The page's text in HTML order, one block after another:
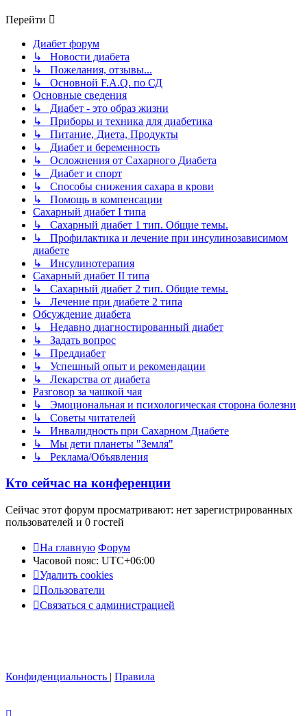
Перейти
Диабет форум
↳ Новости диабета
↳ Пожелания, отзывы...
↳ Основной F.A.Q. по СД
Основные сведения
↳ Диабет - это образ жизни
↳ Приборы и техника для диабетика
↳ Питание, Диета, Продукты
↳ Диабет и беременность
↳ Осложнения от Сахарного Диабета
↳ Диабет и спорт
↳ Способы снижения сахара в крови
↳ Помощь в компенсации
Сахарный диабет I типа
↳ Сахарный диабет 1 тип. Общие темы.
↳ Профилактика и лечение при инсулинозависимом
диабете
↳ Инсулинотерапия
Сахарный диабет II типа
↳ Сахарный диабет 2 тип. Общие темы.
↳ Лечение при диабете 2 типа
Обсуждение диабета
↳ Недавно диагностированный диабет
↳ Задать вопрос
↳ Преддиабет
↳ Успешный опыт и рекомендации
↳ Лекарства от диабета
Разговор за чашкой чая
↳ Эмоциональная и психологическая сторона болезни
↳ Советы читателей
↳ Инвалидность при Сахарном Диабете
↳ Мы дети планеты "Земля"
↳ Реклама/Объявления
Кто сейчас на конференции
Сейчас этот форум просматривают: нет зарегистрированных
пользователей и 0 гостей
На главную Форум
Часовой пояс: UTC+06:00
Удалить cookies
Пользователи
Связаться с администрацией
Конфиденциальность | Правила